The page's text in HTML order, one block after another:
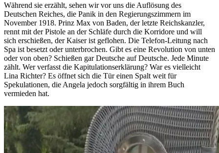
Während sie erzählt, sehen wir vor uns die Auflösung des
Deutschen Reiches, die Panik in den Regierungszimmern im
November 1918. Prinz Max von Baden, der letzte Reichskanzler,
rennt mit der Pistole an der Schläfe durch die Korridore und will
sich erschießen, der Kaiser ist geflohen. Die Telefon-Leitung nach
Spa ist besetzt oder unterbrochen. Gibt es eine Revolution von unten
oder von oben? Schießen gar Deutsche auf Deutsche. Jede Minute
zählt. Wer verfasst die Kapitulationserklärung? War es vielleicht
Lina Richter? Es öffnet sich die Tür einen Spalt weit für
Spekulationen, die Angela jedoch sorgfältig in ihrem Buch
vermieden hat.